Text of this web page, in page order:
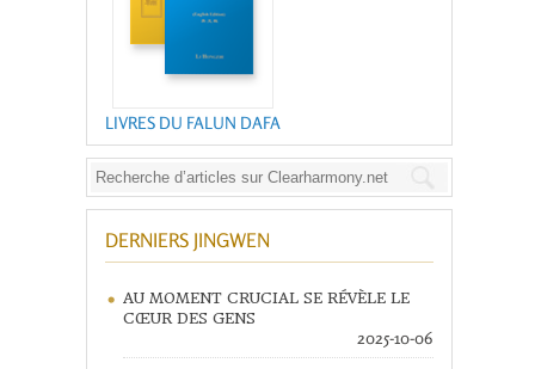
LIVRES DU FALUN DAFA
DERNIERS JINGWEN
AU MOMENT CRUCIAL SE RÉVÈLE LE
CŒUR DES GENS
2025-10-06